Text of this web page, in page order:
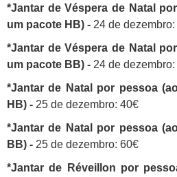
*Jantar de Véspera de Natal
um pacote HB) - 24 de
*Jantar de Véspera de Natal
um pacote BB) - 24 de
*Jantar de Natal por pessoa
HB) - 25 de dezembro: 40€
*Jantar de Natal por pessoa
BB) - 25 de dezembro: 60€
*Jantar de Réveillon por